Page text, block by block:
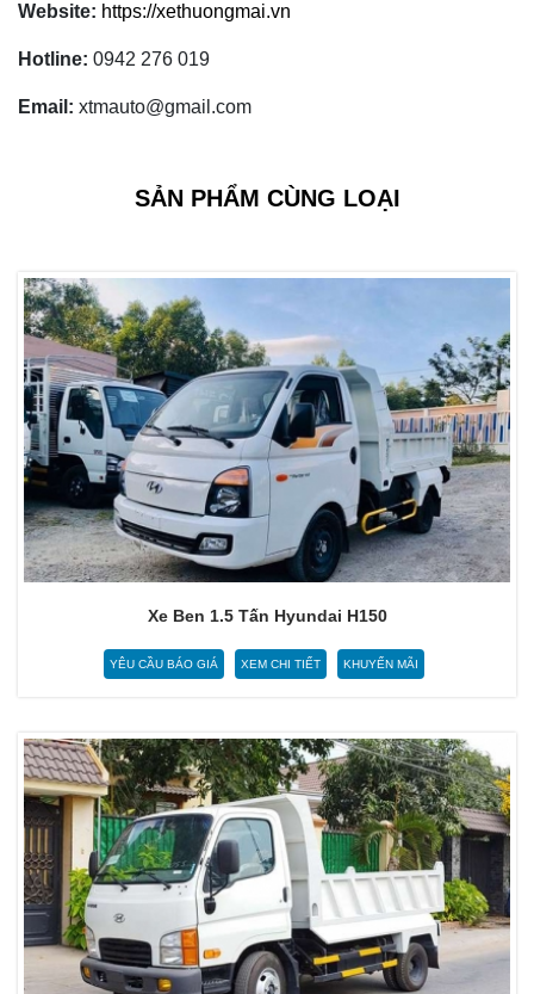
Website: https://xethuongmai.vn
Hotline: 0942 276 019
Email: xtmauto@gmail.com
SẢN PHẨM CÙNG LOẠI
Xe Ben 1.5 Tấn Hyundai H150
YÊU CẦU BÁO GIÁ XEM CHI TIẾT KHUYẾN MÃI